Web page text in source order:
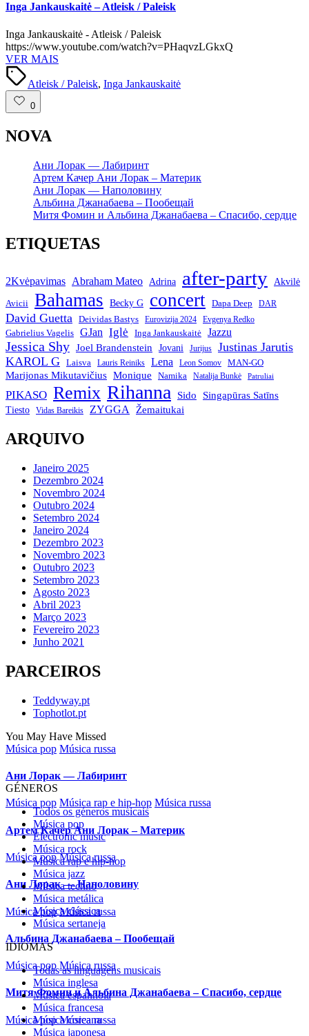
Inga Jankauskaitė – Atleisk / Paleisk
Inga Jankauskaitė - Atleisk / Paleisk
https://www.youtube.com/watch?v=PHaqvzLGkxQ
VER MAIS
Tags:
Atleisk / Paleisk, Inga Jankauskaitė
0
NOVA
Ани Лорак — Лабиринт
Артем Качер Ани Лорак – Материк
Ани Лорак — Наполовину
Альбина Джанабаева – Пообещай
Митя Фомин и Альбина Джанабаева – Спасибо, сердце
ETIQUETAS
2Kvėpavimas Abraham Mateo Adrina after-party Akvilė
Avicii Bahamas Becky G concert Dapa Deep DAR
David Guetta Deividas Bastys Eurovizija 2024 Evgenya Redko
Gabrielius Vagelis GJan Iglė Inga Jankauskaitė Jazzu
Jessica Shy Joel Brandenstein Jovani Jurijus
Justinas Jarutis
KAROL G
Laisva Lauris Reiniks Lena Leon Somov MAN-GO
Marijonas Mikutavičius Monique Namika Natalija Bunkė Patruliai
PIKASO Remix Rihanna Sido Singapūras Satīns
Tiesto Vidas Bareikis ZYGGA Žemaitukai
ARQUIVO
Janeiro 2025
Dezembro 2024
Novembro 2024
Outubro 2024
Setembro 2024
Janeiro 2024
Dezembro 2023
Novembro 2023
Outubro 2023
Setembro 2023
Agosto 2023
Abril 2023
Março 2023
Fevereiro 2023
Junho 2021
PARCEIROS
Teddyway.pt
Tophotlot.pt
You May Have Missed
GÉNEROS
Todos os géneros musicais
Música pop
Electronic music
Música rock
Música rap e hip-hop
Música jazz
Música techno
Música metálica
Música clássica
Música sertaneja
IDIOMAS
Todas as linguagens musicais
Música inglesa
Música espanhola
Música francesa
Música coreana
Música japonesa